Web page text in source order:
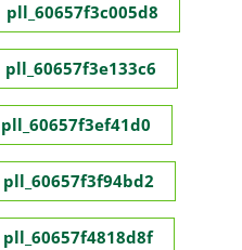
pll_60657f3c005d8
pll_60657f3e133c6
pll_60657f3ef41d0
pll_60657f3f94bd2
pll_60657f4818d8f